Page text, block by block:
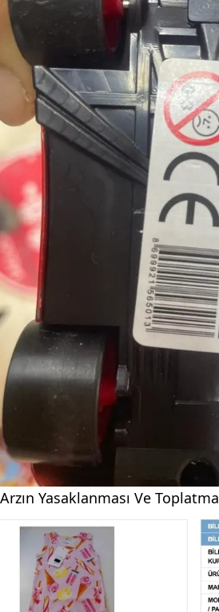
Yasaklanması Ve Toplatma